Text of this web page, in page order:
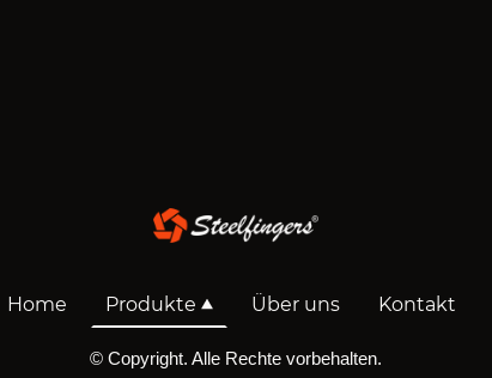
Home Produkte Über uns Kontakt
© Copyright. Alle Rechte vorbehalten.